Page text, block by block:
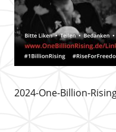
2024-One-Billion-